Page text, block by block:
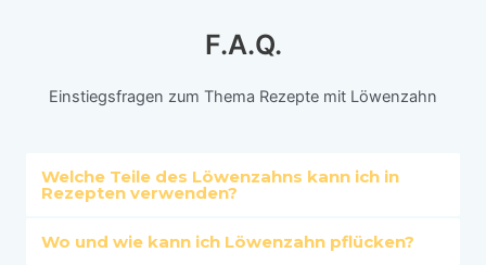
F.A.Q.​
Einstiegsfragen zum Thema Rezepte mit Löwenzahn
Welche Teile des Löwenzahns kann ich in
Rezepten verwenden?
Wo und wie kann ich Löwenzahn pflücken?